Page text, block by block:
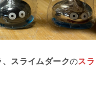
スライムダークのスラ